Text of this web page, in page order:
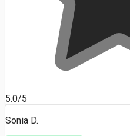
5.0/5
Sonia D.